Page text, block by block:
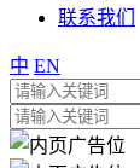
联系我们
中 EN